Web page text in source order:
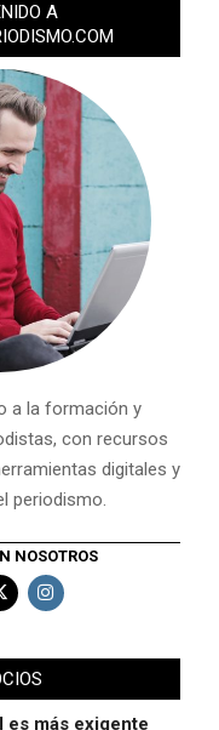
A
a la formación y
con recursos
digitales y
periodismo.
NOSOTROS
es más exigente